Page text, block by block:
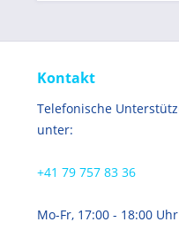
Kontakt
Telefonische
unter:
+41 79 757 83 36
Mo-Fr, 17:00 - 18:00 Uhr